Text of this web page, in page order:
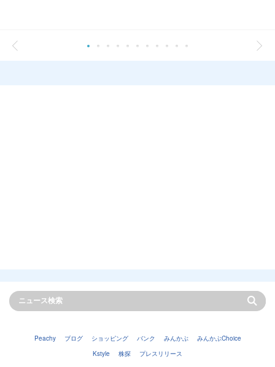
Peachy ブログ ショッピング バンク みんかぶ
みんかぶChoice
Kstyle
株探 プレスリリース